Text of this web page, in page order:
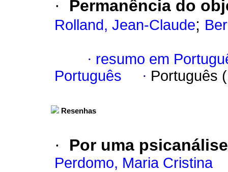
· Permanência do
Rolland, Jean-Claude;
· resumo em
Português
· Português
Resenhas
· Por uma
Perdomo, Maria Cristina